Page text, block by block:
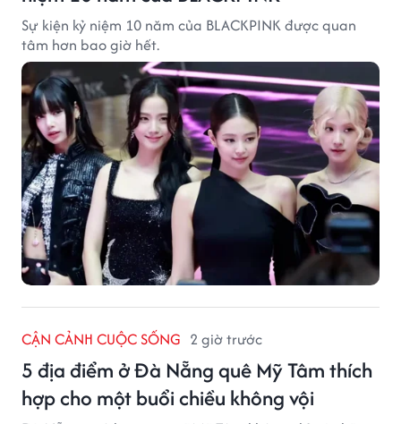
Sự kiện kỷ niệm 10 năm của BLACKPINK được quan
tâm hơn bao giờ hết.
CẬN CẢNH CUỘC SỐNG 2 giờ trước
5 địa điểm ở Đà Nẵng quê Mỹ Tâm thích
hợp cho một buổi chiều không vội